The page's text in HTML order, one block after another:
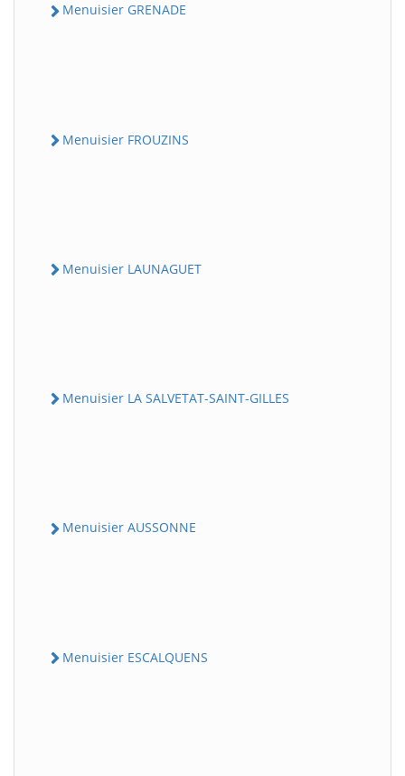
Menuisier GRENADE
Menuisier FROUZINS
Menuisier LAUNAGUET
Menuisier LA SALVETAT-SAINT-GILLES
Menuisier AUSSONNE
Menuisier ESCALQUENS